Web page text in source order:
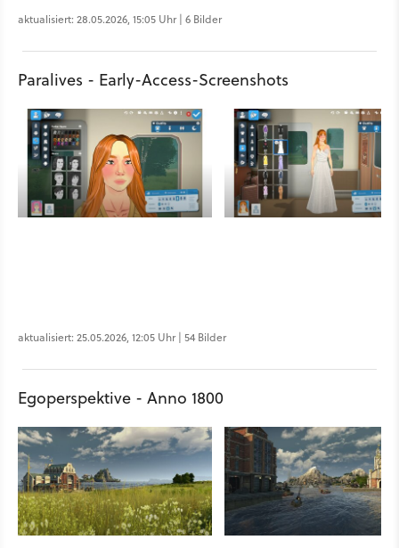
aktualisiert: 28.05.2026, 15:05 Uhr | 6 Bilder
Paralives - Early-Access-Screenshots
aktualisiert: 25.05.2026, 12:05 Uhr | 54 Bilder
Egoperspektive - Anno 1800